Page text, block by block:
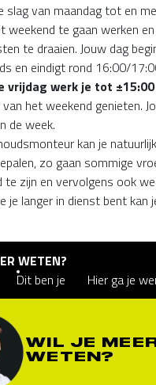
slag van maandag tot en
weekend te gaan werken
te draaien. Jouw dag
en eindigt rond 16:00/
vrijdag werk je tot
van het weekend genieten.
de week.
kan je
zo gaan sommige
te zijn en vervolgens ook
je langer in dienst bent
WETEN?
Dit ben je Hier ga je
WIL JE
WETEN?